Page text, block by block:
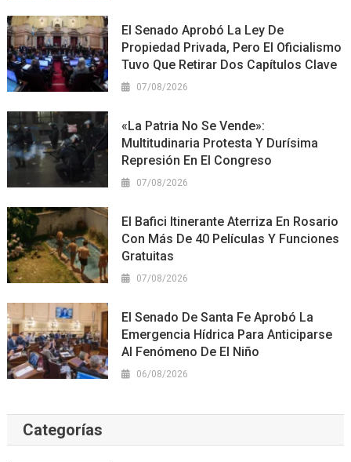
El Senado Aprobó La Ley De
Propiedad Privada, Pero El Oficialismo
Tuvo Que Retirar Dos Capítulos Clave
07/08/2026
«La Patria No Se Vende»:
Multitudinaria Protesta Y Durísima
Represión En El Congreso
07/08/2026
El Bafici Itinerante Aterriza En Rosario
Con Más De 40 Películas Y Funciones
Gratuitas
07/08/2026
El Senado De Santa Fe Aprobó La
Emergencia Hídrica Para Anticiparse
Al Fenómeno De El Niño
06/08/2026
Categorías